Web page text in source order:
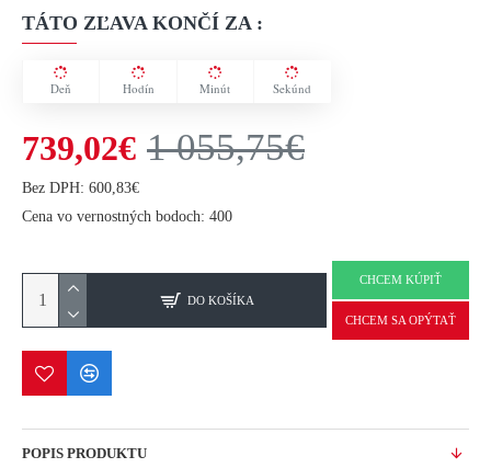
TÁTO ZĽAVA KONČÍ ZA :
Deň Hodín Minút Sekúnd
739,02€ 1 055,75€
Bez DPH: 600,83€
Cena vo vernostných bodoch: 400
DO KOŠÍKA
CHCEM KÚPIŤ
CHCEM SA OPÝTAŤ
POPIS PRODUKTU